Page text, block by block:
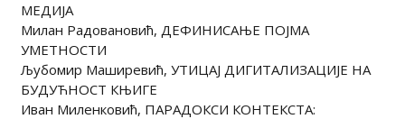
МЕДИЈА
Милан Радовановић, ДЕФИНИСАЊЕ ПОЈМА
УМЕТНОСТИ
Љубомир Маширевић, УТИЦАЈ ДИГИТАЛИЗАЦИЈЕ НА
БУДУЋНОСТ КЊИГЕ
Иван Миленковић, ПАРАДОКСИ КОНТЕКСТА: